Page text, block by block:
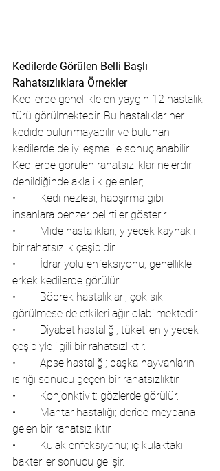
Kedilerde Görülen Belli Başlı
Rahatsızlıklara Örnekler
Kedilerde genellikle en yaygın 12 hastalık
türü görülmektedir. Bu hastalıklar her
kedide bulunmayabilir ve bulunan
kedilerde de iyileşme ile sonuçlanabilir.
Kedilerde görülen rahatsızlıklar nelerdir
denildiğinde akla ilk gelenler;
•	Kedi nezlesi; hapşırma gibi
insanlara benzer belirtiler gösterir.
•	Mide hastalıkları; yiyecek kaynaklı
bir rahatsızlık çeşididir.
•	İdrar yolu enfeksiyonu; genellikle
erkek kedilerde görülür.
•	Böbrek hastalıkları; çok sık
görülmese de etkileri ağır olabilmektedir.
•	Diyabet hastalığı; tüketilen yiyecek
çeşidiyle ilgili bir rahatsızlıktır.
•	Apse hastalığı; başka hayvanların
ısırığı sonucu geçen bir rahatsızlıktır.
•	Konjonktivit: gözlerde görülür.
•	Mantar hastalığı; deride meydana
gelen bir rahatsızlıktır.
•	Kulak enfeksiyonu; iç kulaktaki
bakteriler sonucu gelişir.